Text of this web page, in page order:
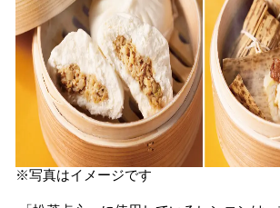
※写真はイメージです